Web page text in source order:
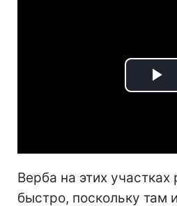
Верба на этих
быстро, поскольку там